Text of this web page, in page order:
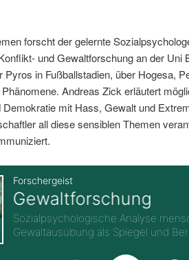
forscht der gelernte
und Gewaltforschung an der Uni
Pyros in Fußballstadien, über Hogesa,
Andreas Zick erläutert
mit Hass, Gewalt und
all diese sensiblen Themen